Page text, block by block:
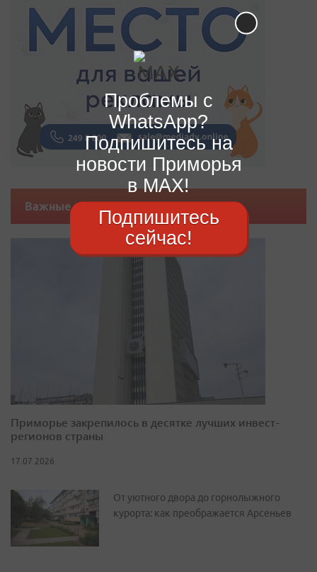
Важные новости
Приморье закрепилось в десятке лучших инвест-
регионов страны
17.07.2026
От уютного двора до горнолыжного
курорта: как преображается Арсеньев
Проблемы с
WhatsApp?
Подпишитесь на
новости Приморья
в MAX!
Подпишитесь
сейчас!